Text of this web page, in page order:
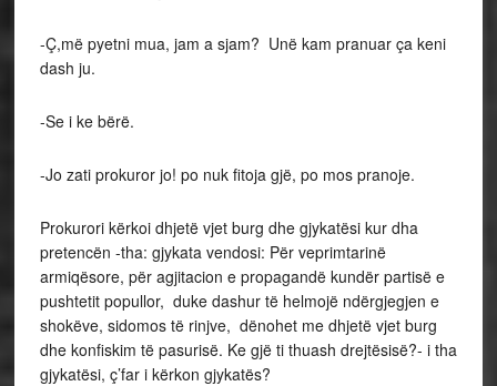
-Ç,më pyetni mua, jam a sjam? Unë kam pranuar ça keni
dash ju.
-Se i ke bërë.
-Jo zati prokuror jo! po nuk fitoja gjë, po mos pranoje.
Prokurori kërkoi dhjetë vjet burg dhe gjykatësi kur dha
pretencën -tha: gjykata vendosi: Për veprimtarinë
armiqësore, për agjitacion e propagandë kundër partisë e
pushtetit popullor, duke dashur të helmojë ndërgjegjen e
shokëve, sidomos të rinjve, dënohet me dhjetë vjet burg
dhe konfiskim të pasurisë. Ke gjë ti thuash drejtësisë?- i tha
gjykatësi, ç’far i kërkon gjykatës?